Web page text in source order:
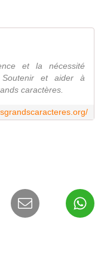
et la nécessité
Soutenir et aider à
caractères.